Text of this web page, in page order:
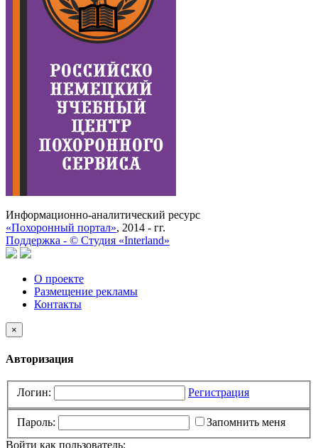
Информационно-аналитический ресурс
«Похоронный портал», 2014 - гг.
Поддержка - © Cтудия «Interland»
О проекте
Размещение рекламы
Контакты
×
Авторизация
Логин: Регистрация
Пароль:
Запомнить меня
Войти как пользователь: